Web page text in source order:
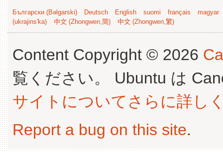
Български (Bəlgarski) Deutsch English suomi français
magyar
(ukrajins'ka)
中文 (Zhongwen,简) 中文 (Zhongwen,繁)
Content Copyright © 2026
覧ください。 Ubuntu は
サイトについてさらに詳し
Report a bug on this site.